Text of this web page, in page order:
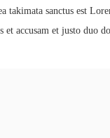
takimata sanctus est
accusam et justo duo